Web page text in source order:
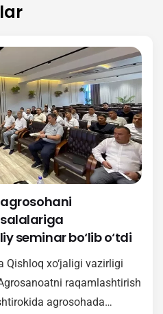
seminar bo‘lib o‘tdi
Qishloq xo‘jaligi vazirligi
raqamlashtirish
agrosohada